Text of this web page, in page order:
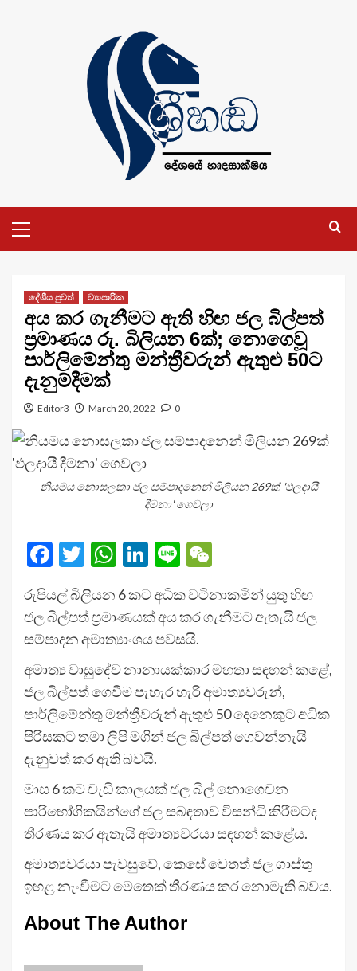
Menu
දේශීය පුවත් ව්‍යාපාරික
අය කර ගැනීමට ඇති හිඟ ජල බිල්පත්
ප්‍රමාණය රු. බිලියන 6ක්; නොගෙවූ
පාර්ලිමේන්තු මන්ත්‍රීවරුන් ඇතුළු 50ට
දැනුම්දීමක්
Editor3 March 20, 2022 0
නියමය නොසලකා ජල සම්පාදනෙන් මිලියන 269ක් 'ඵලදායී
දීමනා' ගෙවලා
Facebook
Twitter
WhatsApp
LinkedIn
Line
රුපියල් බිලියන 6 කට අධික වටිනාකමින් යුතු හිඟ
ජල බිල්පත් ප්‍රමාණයක් අය කර ගැනීමට ඇතැයි ජල
සම්පාදන අමාත්‍යාංශය පවසයි.
අමාත්‍ය වාසුදේව නානායක්කාර මහතා සඳහන් කළේ,
ජල බිල්පත් ගෙවීම පැහැර හැරි අමාත්‍යවරුන්,
පාර්ලිමේන්තු මන්ත්‍රීවරුන් ඇතුළු 50 දෙනෙකුට අධික
පිරිසකට තමා ලිපි මගින් ජල බිල්පත් ගෙවන්නැයි
දැනුවත් කර ඇති බවයි.
මාස 6 කට වැඩි කාලයක් ජල බිල් නොගෙවන
පාරිභෝගිකයින්ගේ ජල සබඳතාව විසන්ධි කිරීමටද
තීරණය කර ඇතැයි අමාත්‍යවරයා සඳහන් කළේය.
අමාත්‍යවරයා පැවසුවේ, කෙසේ වෙතත් ජල ගාස්තු
ඉහළ නැංවීමට මෙතෙක් තීරණය කර නොමැති බවය.
About The Author